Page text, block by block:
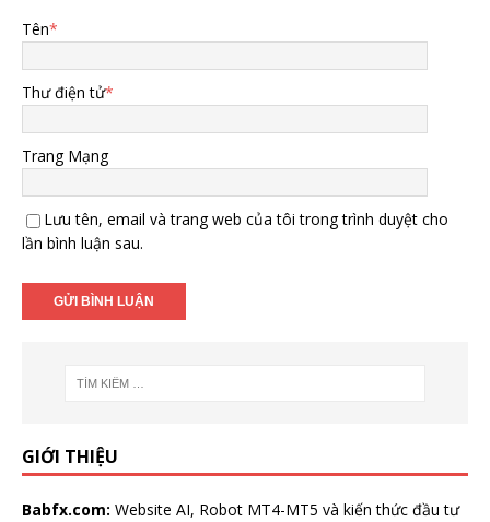
Tên*
Thư điện tử*
Trang Mạng
Lưu tên, email và trang web của tôi trong trình duyệt cho
lần bình luận sau.
GIỚI THIỆU
Babfx.com: Website AI, Robot MT4-MT5 và kiến thức đầu tư